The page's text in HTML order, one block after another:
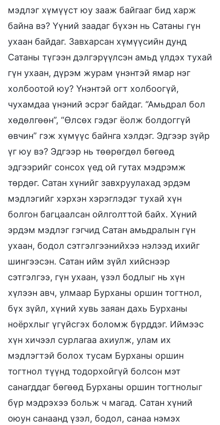
мэдлэг хүмүүст юу зааж байгааг бид харж
байна вэ? Үүний заадаг бүхэн нь Сатаны гүн
ухаан байдаг. Завхарсан хүмүүсийн дунд
Сатаны түгээн дэлгэрүүлсэн амьд үлдэх тухай
гүн ухаан, дүрэм журам үнэнтэй ямар нэг
холбоотой юу? Үнэнтэй огт холбоогүй,
чухамдаа үнэний эсрэг байдаг. “Амьдрал бол
хөдөлгөөн”, “Өлсөх гэдэг ёолж болдоггүй
өвчин” гэж хүмүүс байнга хэлдэг. Эдгээр зүйр
үг юу вэ? Эдгээр нь төөрөгдөл бөгөөд
эдгээрийг сонсох үед ой гутах мэдрэмж
төрдөг. Сатан хүнийг завхруулахад эрдэм
мэдлэгийг хэрхэн хэрэглэдэг тухай хүн
болгон багцаалсан ойлголттой байх. Хүний
эрдэм мэдлэг гэгчид Сатан амьдралын гүн
ухаан, бодол сэтгэлгээнийхээ нэлээд ихийг
шингээсэн. Сатан ийм зүйл хийснээр
сэтгэлгээ, гүн ухаан, үзэл бодлыг нь хүн
хүлээн авч, улмаар Бурханы оршин тогтнол,
бүх зүйл, хүний хувь заяан дахь Бурханы
ноёрхлыг үгүйсгэх боломж бүрддэг. Иймээс
хүн хичээл сурлагаа ахиулж, улам их
мэдлэгтэй болох тусам Бурханы оршин
тогтнол түүнд тодорхойгүй болсон мэт
санагддаг бөгөөд Бурханы оршин тогтнолыг
бүр мэдрэхээ больж ч магад. Сатан хүний
оюун санаанд үзэл, бодол, санаа нэмэх